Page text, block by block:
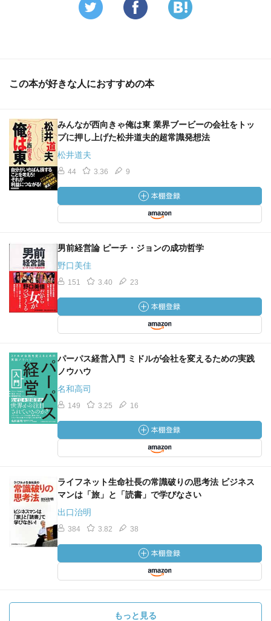
この本が好きな人におすすめの本
みんなが西向きゃ俺は東 業界ブービーの会社をトッ
プに押し上げた松井道夫的超常識発想法
松井道夫
44 3.36 9
男前経営論 ピーチ・ジョンの成功哲学
野口美佳
151 3.40 23
パーパス経営入門 ミドルが会社を変えるための実践
ノウハウ
名和高司
149 3.25 16
ライフネット生命社長の常識破りの思考法 ビジネス
マンは「旅」と「読書」で学びなさい
出口治明
384 3.82 38
もっと見る